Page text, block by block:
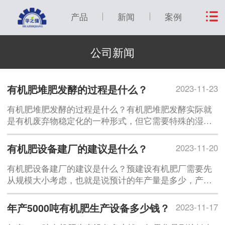
产品 新闻 案例
公司新闻
2023-11-23
有机肥堆肥发酵的过程是什么？
有机肥堆肥发酵的过程是什么？有机肥堆肥发酵实际就
是有机废弃物稳定化的一种形式，但它需要特殊的湿
度、通气条件和微生物以产生适宜的温度。一般认为这
个温度要高于45℃，保持这种高温可以使病原菌失活，
并杀死杂草种子。在合理堆肥后残留的有机物分解率较
低、相对稳定并易于被植物吸收，堆肥发酵后的有机肥
臭味可以大
2023-11-20
有机肥设备建厂的建议是什么？
有机肥设备建厂的建议是什么？预建设有机肥厂需要先
从规模大小考虑，也就是说预计的年产量是多少，产量
大小直接影响厂区的使用面积，和设备的安装布局。综
合来说需要注意以下几点：1、厂区选址尽量偏僻，交通
方便，离原料供应地距离近。2、厂区的办公区应规划在
2023-11-17
年产5000吨有机肥生产设备多少钱？